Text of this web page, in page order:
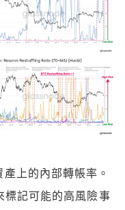
上的內部轉帳率。
標記可能的高風險事